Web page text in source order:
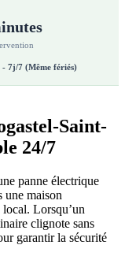
- 7j/7 (Même fériés)
Saint-
24/7
panne électrique
une maison
Lorsqu’un
clignote sans
garantir la sécurité